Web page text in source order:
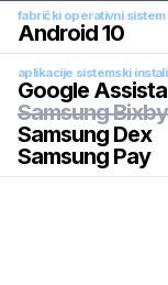
fabrički operativni sistem
Android 10
aplikacije sistemski
Google
Samsung Bixby
Samsung Dex
Samsung Pay